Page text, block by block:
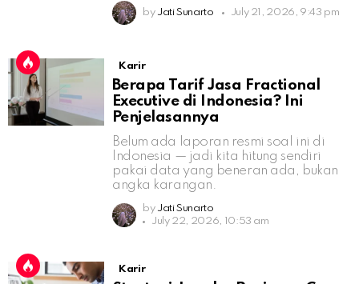
by Jati Sunarto July 21, 2026, 9:43 pm
Karir
Berapa Tarif Jasa Fractional
Executive di Indonesia? Ini
Penjelasannya
Belum ada laporan resmi soal ini di
Indonesia — jadi kita hitung sendiri
pakai data yang beneran ada, bukan
angka karangan.
by Jati Sunarto
July 22, 2026, 10:53 am
Karir